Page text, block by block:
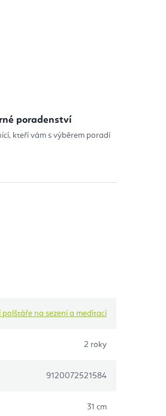
poradenství
kteří vám s výběrem poradí
na sezení a meditaci
2 roky
9120072521584
31 cm